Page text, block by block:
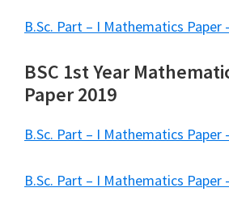
B.Sc. Part – I Mathematics Paper
BSC 1st Year
Paper 2019
B.Sc. Part – I Mathematics Paper
B.Sc. Part – I Mathematics Paper